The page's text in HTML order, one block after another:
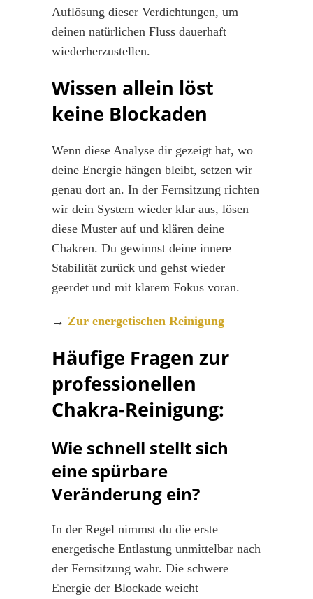
Auflösung dieser Verdichtungen, um
deinen natürlichen Fluss dauerhaft
wiederherzustellen.
Wissen allein löst
keine Blockaden
Wenn diese Analyse dir gezeigt hat, wo
deine Energie hängen bleibt, setzen wir
genau dort an. In der Fernsitzung richten
wir dein System wieder klar aus, lösen
diese Muster auf und klären deine
Chakren. Du gewinnst deine innere
Stabilität zurück und gehst wieder
geerdet und mit klarem Fokus voran.
→ Zur energetischen Reinigung
Häufige Fragen zur
professionellen
Chakra-Reinigung:
Wie schnell stellt sich
eine spürbare
Veränderung ein?
In der Regel nimmst du die erste
energetische Entlastung unmittelbar nach
der Fernsitzung wahr. Die schwere
Energie der Blockade weicht